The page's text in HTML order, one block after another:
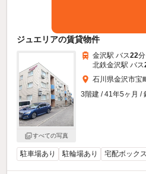
ジュエリアの賃貸物件
すべての写真
金沢駅 バス22
北鉄金沢駅 バス
石川県金沢市宝
3階建 / 41年5ヶ月 /
駐車場あり 駐輪場あり 宅配ボックス